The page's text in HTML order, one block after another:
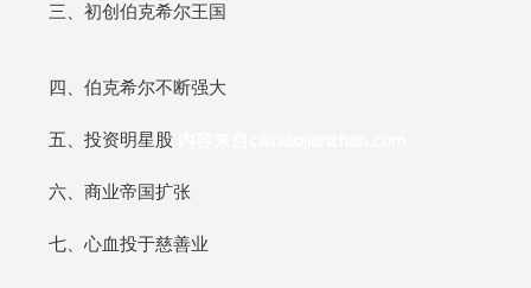
三、初创伯克希尔王国
四、伯克希尔不断强大
五、投资明星股
六、商业帝国扩张
七、心血投于慈善业